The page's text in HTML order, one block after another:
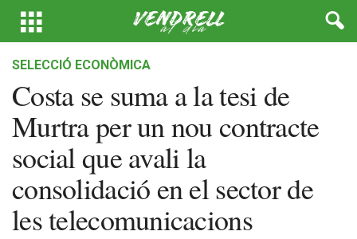
SELECCIÓ ECONÒMICA
Costa se suma a la tesi de
Murtra per un nou contracte
social que avali la
consolidació en el sector de
les telecomunicacions